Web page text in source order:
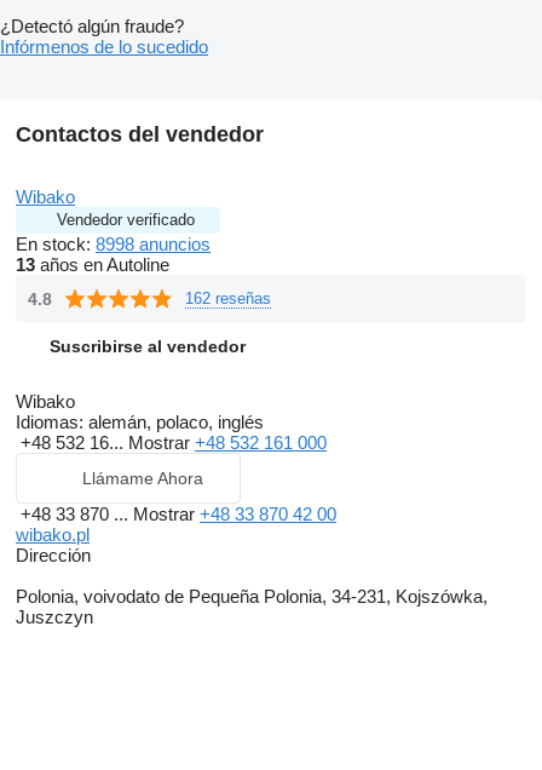
¿Detectó algún fraude?
Infórmenos de lo sucedido
Contactos del vendedor
Wibako
Vendedor verificado
En stock: 8998 anuncios
13 años en Autoline
4.8 162 reseñas
Suscribirse al vendedor
Wibako
Idiomas: alemán, polaco, inglés
+48 532 16... Mostrar +48 532 161 000
Llámame Ahora
+48 33 870 ... Mostrar +48 33 870 42 00
wibako.pl
Dirección
Polonia, voivodato de Pequeña Polonia, 34-231, Kojszówka,
Juszczyn